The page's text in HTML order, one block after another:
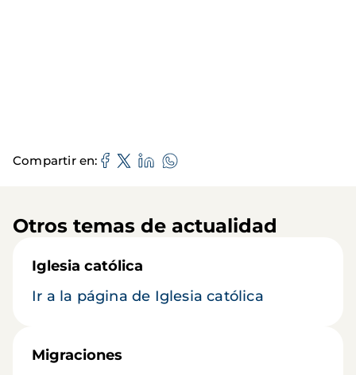
Compartir en
Otros temas de actualidad
Iglesia católica
Ir a la página de Iglesia católica
Migraciones